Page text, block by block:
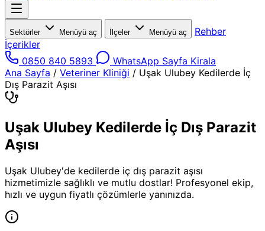
Sektörler Menüyü aç İlçeler Menüyü aç
Rehber
İçerikler
0850 840 5893
WhatsApp Sayfa Kirala
Ana Sayfa / Veteriner Kliniği / Uşak Ulubey Kedilerde İç
Dış Parazit Aşısı
Uşak Ulubey Kedilerde İç Dış Parazit
Aşısı
Uşak Ulubey'de kedilerde iç dış parazit aşısı
hizmetimizle sağlıklı ve mutlu dostlar! Profesyonel ekip,
hızlı ve uygun fiyatlı çözümlerle yanınızda.